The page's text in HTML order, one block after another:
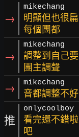
→
mikechang
明顯但也很
每個團都
→
mikechang
調整到自己
團主調聲
→ mikechang
音都調整不
推
onlycoolboy
看完還不錯
吧